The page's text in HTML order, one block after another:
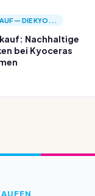
— DIE KYO...
Nachhaltige
bei Kyoceras